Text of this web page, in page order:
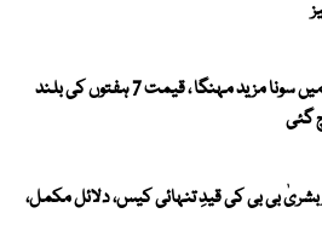
عالمی مارکیٹ میں سونا مزید مہنگا ، قیمت 7 ہفتوں کی بلند
گئی
بشریٰ بی بی کی قیدِ تنہائی کیس، دلائل مکمل،